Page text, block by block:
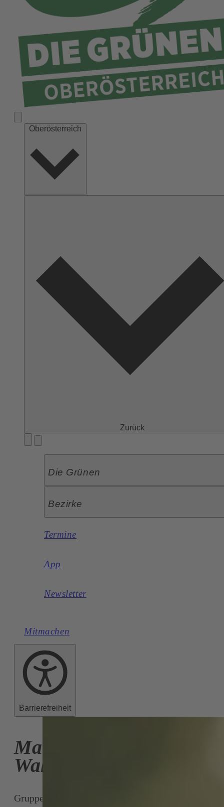
Ried
Schärding
Steyr
Steyr-Land
Urfahr-Umgebung
Vöcklabruck
Oberösterreich
Zurück
Die Grünen
Bezirke
Termine
App
Newsletter
Mitmachen
Barrierefreiheit
Martina
Waldenberger
Gruppenmitglied